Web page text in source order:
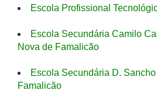
Escola Profissional
Escola Secundária Camilo
Nova de Famalicão
Escola Secundária D.
Famalicão